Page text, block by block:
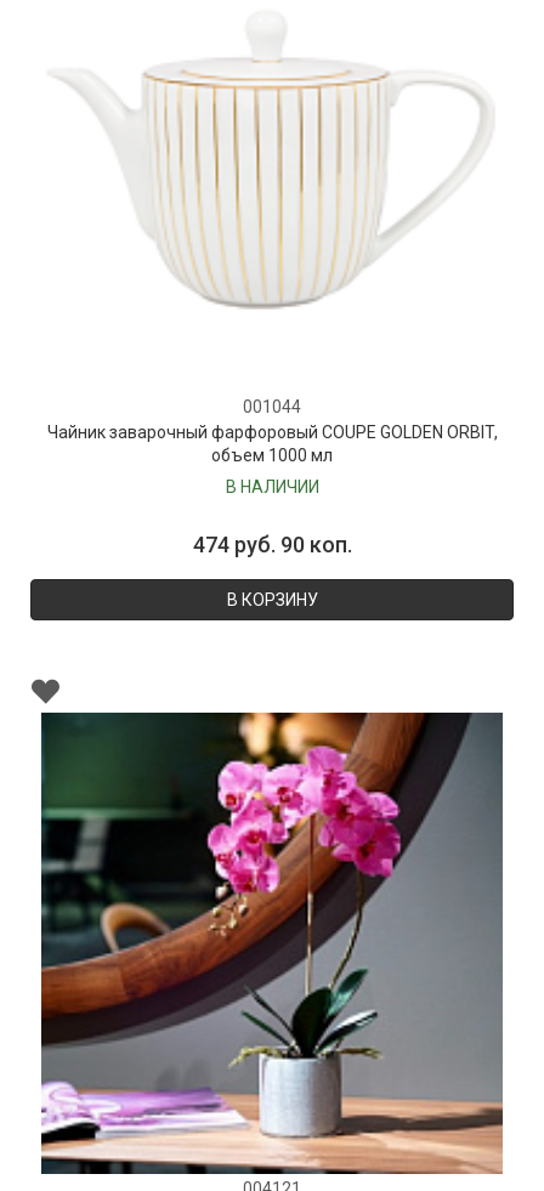
001044
Чайник заварочный фарфоровый COUPE GOLDEN ORBIT,
объем 1000 мл
В НАЛИЧИИ
474 руб. 90 коп.
В КОРЗИНУ